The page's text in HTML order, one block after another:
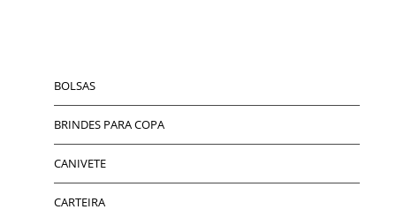
BOLSAS
BRINDES PARA COPA
CANIVETE
CARTEIRA